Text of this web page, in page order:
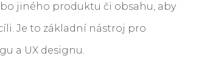
jiného produktu či obsahu, aby
Je to základní nástroj pro
a UX designu.